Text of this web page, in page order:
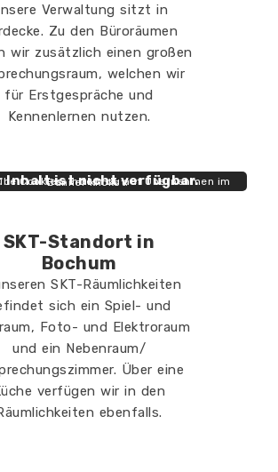
Verwaltung sitzt in
Zu den Büroräumen
wir zusätzlich einen großen
welchen wir
für Erstgespräche und
Kennenlernen nutzen.
Inhalt ist nicht verfügbar.
Bitte erlaube Cookies, indem du auf Übernehmen im Banner klickst.
SKT-Standort in
Bochum
SKT-Räumlichkeiten
sich ein Spiel- und
Foto- und Elektroraum
und ein Nebenraum/
Über eine
verfügen wir in den
ebenfalls.